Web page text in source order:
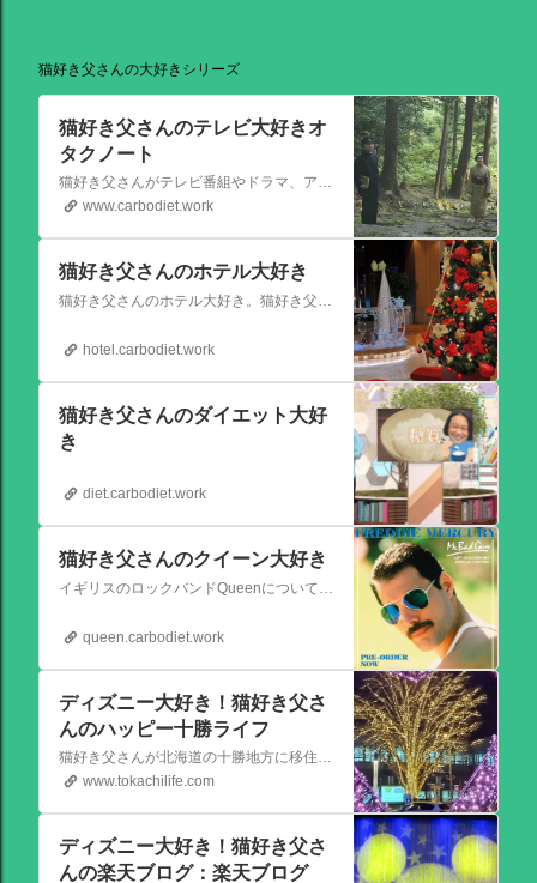
猫好き父さんの大好きシリーズ
猫好き父さんのテレビ大好きオ
タクノート
猫好き父さんがテレビ番組やドラマ、アニメ、特撮ヒーロー,そしてダイエットについて書いたブログです。
www.carbodiet.work
猫好き父さんのホテル大好き
猫好き父さんのホテル大好き。猫好き父さんが宿泊したホテルの情報を徒然なるままに書いていきます。
hotel.carbodiet.work
猫好き父さんのダイエット大好
き
diet.carbodiet.work
猫好き父さんのクイーン大好き
イギリスのロックバンドQueenについての情報をアップします。
queen.carbodiet.work
ディズニー大好き！猫好き父さ
んのハッピー十勝ライフ
猫好き父さんが北海道の十勝地方に移住しました。なれない北海道の暮らしについてお伝えします。
www.tokachilife.com
ディズニー大好き！猫好き父さ
んの楽天ブログ：楽天ブログ